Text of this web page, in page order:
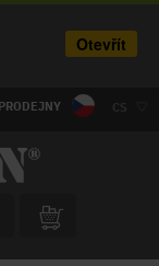
PRODEJNY CS
Otevřít